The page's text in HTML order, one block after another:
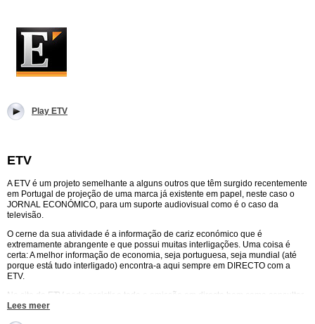
Play ETV
ETV
A ETV é um projeto semelhante a alguns outros que têm surgido recentemente
em Portugal de projeção de uma marca já existente em papel, neste caso o
JORNAL ECONÓMICO, para um suporte audiovisual como é o caso da
televisão.
O cerne da sua atividade é a informação de cariz económico que é
extremamente abrangente e que possui muitas interligações. Uma coisa é
certa: A melhor informação de economia, seja portuguesa, seja mundial (até
porque está tudo interligado) encontra-a aqui sempre em DIRECTO com a
ETV.
No site da ETV pode assistir a toda a emissão em directo bem como consultar
a programação e ter acesso a informação profissional dos profissionais que
Lees meer